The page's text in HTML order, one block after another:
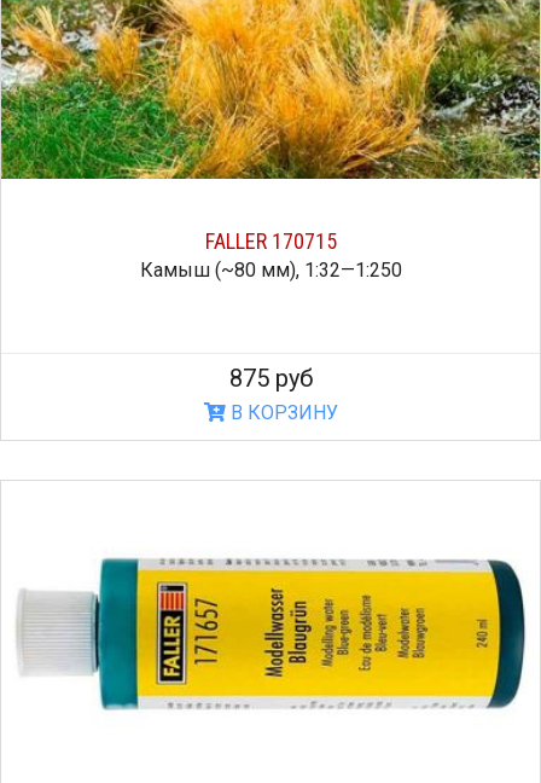
FALLER 170715
Камыш (~80 мм), 1:32—1:250
875 руб
В КОРЗИНУ